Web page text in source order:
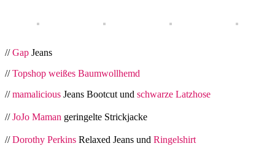
//Gap Jeans
//Topshop weißes Baumwollhemd
//mamalicious Jeans Bootcut und schwarze Latzhose
//JoJo Maman geringelte Strickjacke
//Dorothy Perkins Relaxed Jeans und Ringelshirt